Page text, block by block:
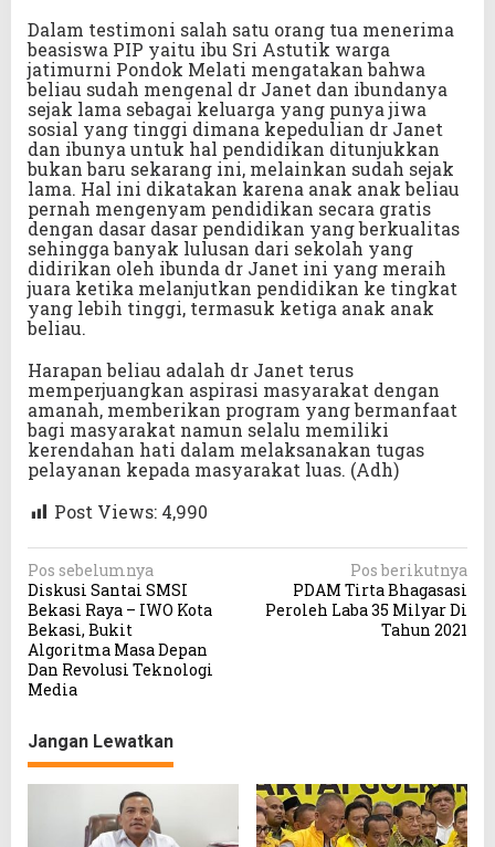
Dalam testimoni salah satu orang tua menerima
beasiswa PIP yaitu ibu Sri Astutik warga
jatimurni Pondok Melati mengatakan bahwa
beliau sudah mengenal dr Janet dan ibundanya
sejak lama sebagai keluarga yang punya jiwa
sosial yang tinggi dimana kepedulian dr Janet
dan ibunya untuk hal pendidikan ditunjukkan
bukan baru sekarang ini, melainkan sudah sejak
lama. Hal ini dikatakan karena anak anak beliau
pernah mengenyam pendidikan secara gratis
dengan dasar dasar pendidikan yang berkualitas
sehingga banyak lulusan dari sekolah yang
didirikan oleh ibunda dr Janet ini yang meraih
juara ketika melanjutkan pendidikan ke tingkat
yang lebih tinggi, termasuk ketiga anak anak
beliau.
Harapan beliau adalah dr Janet terus
memperjuangkan aspirasi masyarakat dengan
amanah, memberikan program yang bermanfaat
bagi masyarakat namun selalu memiliki
kerendahan hati dalam melaksanakan tugas
pelayanan kepada masyarakat luas. (Adh)
Post Views: 4,990
N
a
v
i
g
s
i
Pos sebelumnya
Diskusi Santai SMSI
Bekasi Raya – IWO Kota
Bekasi, Bukit
Algoritma Masa Depan
Dan Revolusi Teknologi
Media
Pos berikutnya
PDAM Tirta Bhagasasi
Peroleh Laba 35 Milyar Di
Tahun 2021
Jangan Lewatkan